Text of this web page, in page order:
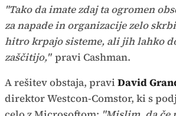
"Tako da imate zdaj ta ogromen
za napade in organizacije zelo
hitro krpajo sisteme, ali jih lahko
zaščitijo," pravi Cashman.
A rešitev obstaja, pravi David
direktor Westcon-Comstor, ki s